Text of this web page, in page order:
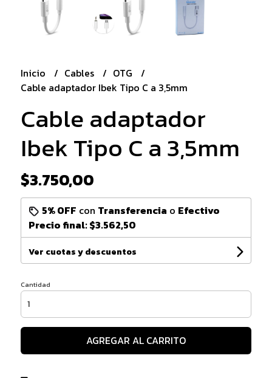
Inicio Cables
OTG
Cable adaptador Ibek Tipo C a 3,5mm
Cable adaptador
Ibek Tipo C a 3,5mm
$3.750,00
5% OFF con Transferencia o Efectivo
Precio final:$3.562,50
Ver cuotas y descuentos
Cantidad
AGREGAR AL CARRITO